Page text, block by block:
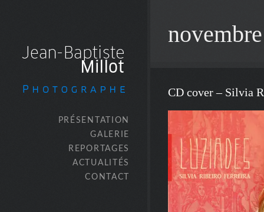
PRÉSENTATION
GALERIE
REPORTAGES
ACTUALITÉS
CONTACT
CD cover – Silvia